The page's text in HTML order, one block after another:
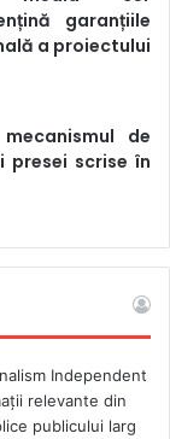
garanțiile
a proiectului
de
presei scrise în
Independent
relevante din
publicului larg